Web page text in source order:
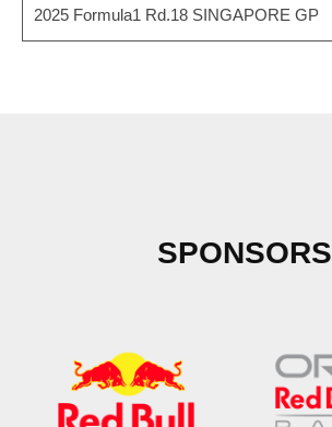
2025 Formula1 Rd.18 SINGAPORE GP
SPONSORS